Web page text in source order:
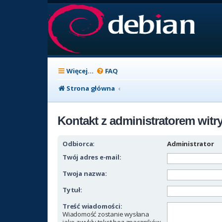
Więcej…
FAQ
Strona główna
Kontakt z administratorem
Odbiorca:
Administrator
Twój adres e-mail:
Twoja nazwa:
Tytuł:
Treść wiadomości:
Wiadomość zostanie wysłana